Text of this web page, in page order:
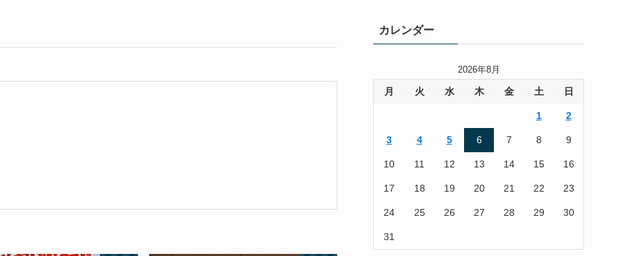
カレンダー
2026年8月
月 火 水 木 金 土 日
1 2
3 4 5 6 7 8 9
10 11 12 13 14 15 16
17 18 19 20 21 22 23
24 25 26 27 28 29 30
31